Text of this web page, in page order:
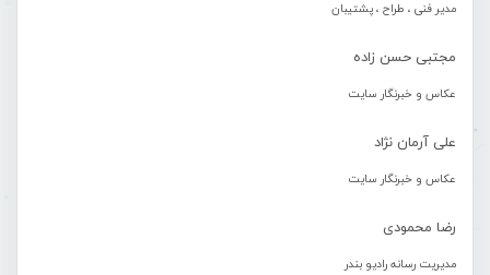
مدیر فنی ، طراح ، پشتیبان
مجتبی حسن زاده
عکاس و خبرنگار سایت
علی آرمان نژاد
عکاس و خبرنگار سایت
رضا محمودی
مدیریت رسانه رادیو بندر